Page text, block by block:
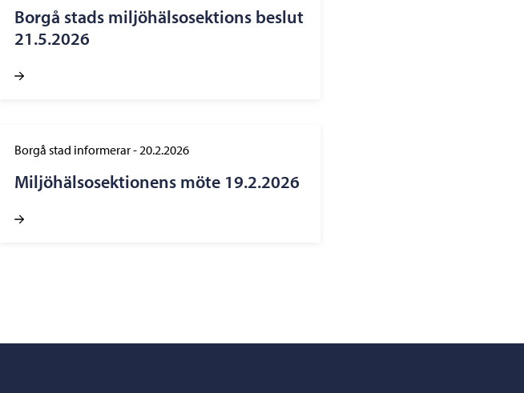
Borgå stads miljöhälsosektions beslut
21.5.2026
Borgå stad informerar-20.2.2026
Miljöhälsosektionens möte 19.2.2026